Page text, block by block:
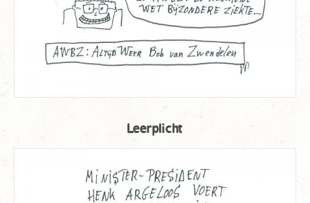
Leerplicht